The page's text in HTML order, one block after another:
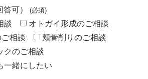
答可） (必須)
談
オトガイ形成のご相談
相談
頬骨削りのご相談
クのご相談
一緒にしたい